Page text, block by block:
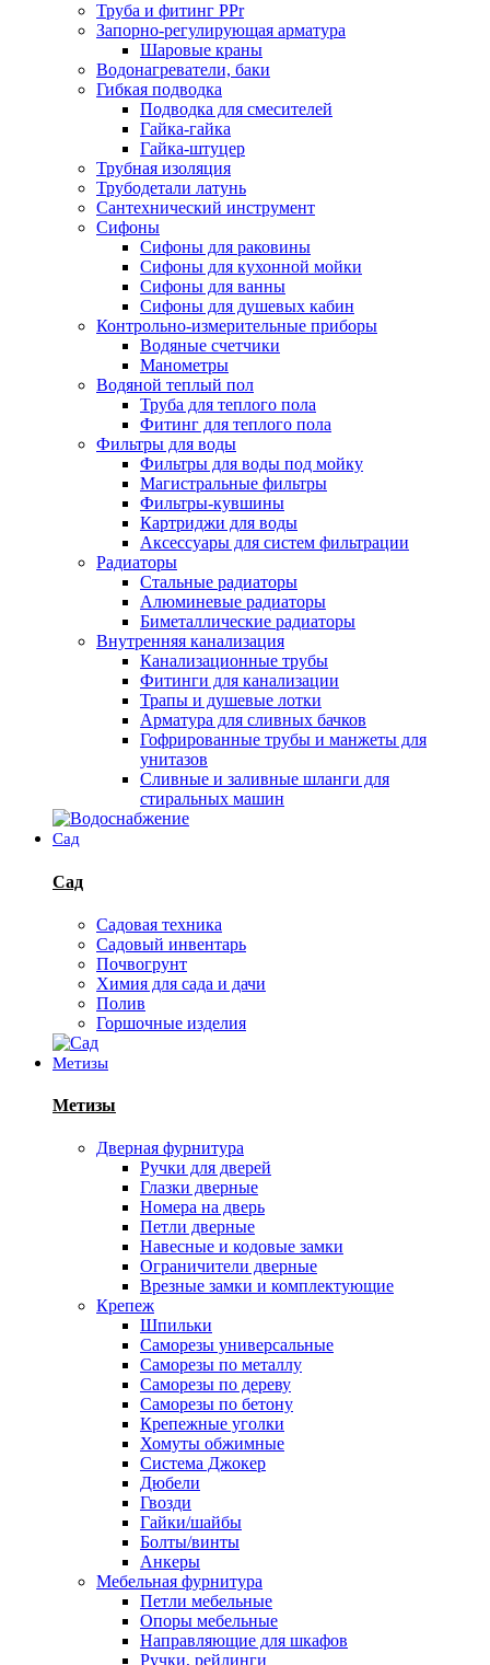
Труба и фитинг PPr
Запорно-регулирующая арматура
Шаровые краны
Водонагреватели, баки
Гибкая подводка
Подводка для смесителей
Гайка-гайка
Гайка-штуцер
Трубная изоляция
Трубодетали латунь
Сантехнический инструмент
Сифоны
Сифоны для раковины
Сифоны для кухонной мойки
Сифоны для ванны
Сифоны для душевых кабин
Контрольно-измерительные приборы
Водяные счетчики
Манометры
Водяной теплый пол
Труба для теплого пола
Фитинг для теплого пола
Фильтры для воды
Фильтры для воды под мойку
Магистральные фильтры
Фильтры-кувшины
Картриджи для воды
Аксессуары для систем фильтрации
Радиаторы
Стальные радиаторы
Алюминевые радиаторы
Биметаллические радиаторы
Внутренняя канализация
Канализационные трубы
Фитинги для канализации
Трапы и душевые лотки
Арматура для сливных бачков
Гофрированные трубы и манжеты для
унитазов
Сливные и заливные шланги для
стиральных машин
Сад
Сад
Садовая техника
Садовый инвентарь
Почвогрунт
Химия для сада и дачи
Полив
Горшочные изделия
Метизы
Метизы
Дверная фурнитура
Ручки для дверей
Глазки дверные
Номера на дверь
Петли дверные
Навесные и кодовые замки
Ограничители дверные
Врезные замки и комплектующие
Крепеж
Шпильки
Саморезы универсальные
Саморезы по металлу
Саморезы по дереву
Саморезы по бетону
Крепежные уголки
Хомуты обжимные
Система Джокер
Дюбели
Гвозди
Гайки/шайбы
Болты/винты
Анкеры
Мебельная фурнитура
Петли мебельные
Опоры мебельные
Направляющие для шкафов
Ручки, рейлинги